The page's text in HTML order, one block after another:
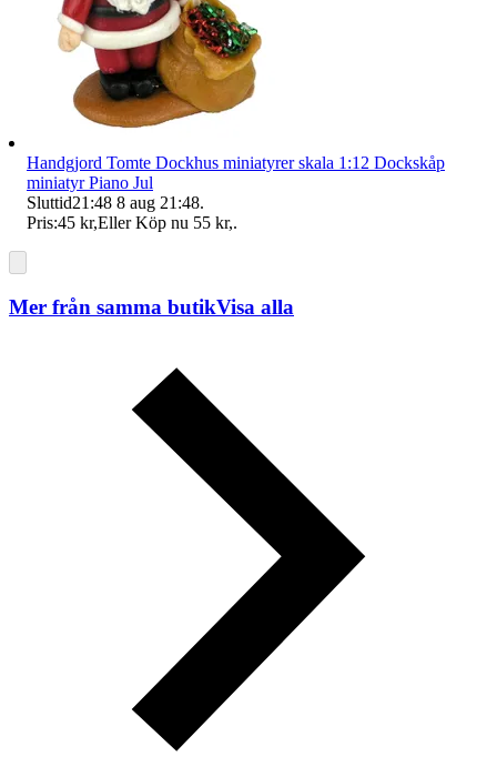
Handgjord Tomte Dockhus miniatyrer skala 1:12 Dockskåp
miniatyr Piano Jul
Sluttid21:48 8 aug 21:48.
Pris:45 kr,Eller Köp nu 55 kr,.
Mer från samma butikVisa alla